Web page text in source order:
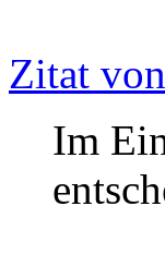
Zitat
Im